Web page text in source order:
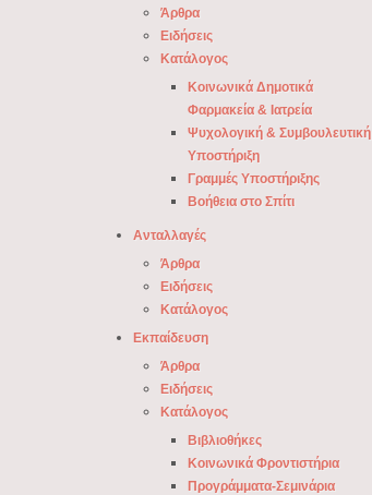
Άρθρα
Ειδήσεις
Κατάλογος
Κοινωνικά Δημοτικά
Φαρμακεία & Ιατρεία
Ψυχολογική & Συμβουλευτική
Υποστήριξη
Γραμμές Υποστήριξης
Βοήθεια στο Σπίτι
Ανταλλαγές
Άρθρα
Ειδήσεις
Κατάλογος
Εκπαίδευση
Άρθρα
Ειδήσεις
Κατάλογος
Βιβλιοθήκες
Κοινωνικά Φροντιστήρια
Προγράμματα-Σεμινάρια